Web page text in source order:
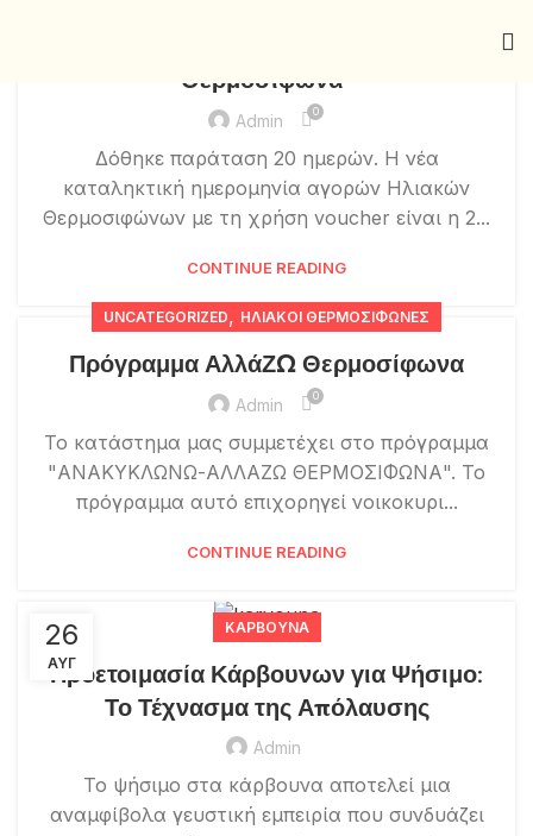
Θερμοσίφωνα”
Admin 0
Δόθηκε παράταση 20 ημερών. Η νέα
καταληκτική ημερομηνία αγορών Ηλιακών
Θερμοσιφώνων με τη χρήση voucher είναι η 2...
CONTINUE READING
UNCATEGORIZED, ΗΛΙΑΚΟΊ ΘΕΡΜΟΣΊΦΩΝΕΣ
Πρόγραμμα ΑλλάΖΩ Θερμοσίφωνα
Admin 0
Το κατάστημα μας συμμετέχει στο πρόγραμμα
"ΑΝΑΚΥΚΛΩΝΩ-ΑΛΛΑΖΩ ΘΕΡΜΟΣΙΦΩΝΑ". Το
πρόγραμμα αυτό επιχορηγεί νοικοκυρι...
CONTINUE READING
26
ΑΥΓ
ΚΆΡΒΟΥΝΑ
Προετοιμασία Κάρβουνων για Ψήσιμο:
Το Τέχνασμα της Απόλαυσης
Admin
Το ψήσιμο στα κάρβουνα αποτελεί μια
αναμφίβολα γευστική εμπειρία που συνδυάζει